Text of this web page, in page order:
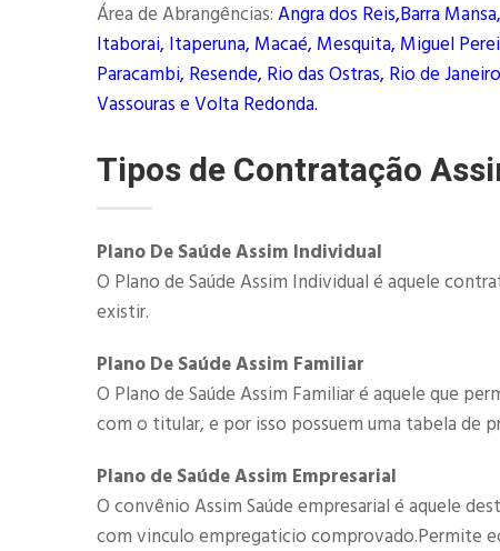
Área de Abrangências: Angra dos Reis,Barra
Itaborai, Itaperuna, Macaé, Mesquita, Miguel
Paracambi, Resende, Rio das Ostras, Rio de
Vassouras e Volta Redonda.
Tipos de Contratação
Plano De Saúde Assim Individual
O Plano de Saúde Assim Individual é aquele
existir.
Plano De Saúde Assim Familiar
O Plano de Saúde Assim Familiar é aquele que
com o titular, e por isso possuem uma tabela de
Plano de Saúde Assim Empresarial
O convênio Assim Saúde empresarial é aquele
com vinculo empregaticio comprovado.Permite